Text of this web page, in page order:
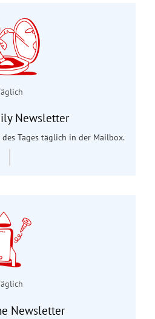
Newsletter
Tages täglich in der Mailbox.
Newsletter